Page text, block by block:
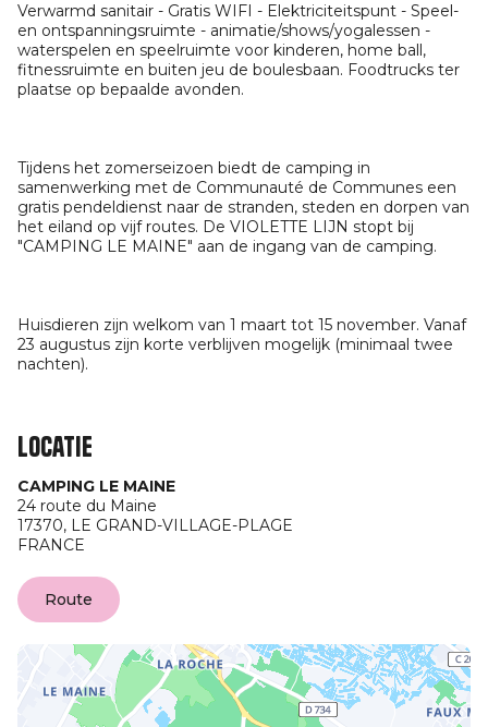
Verwarmd sanitair - Gratis WIFI - Elektriciteitspunt - Speel-
en ontspanningsruimte - animatie/shows/yogalessen -
waterspelen en speelruimte voor kinderen, home ball,
fitnessruimte en buiten jeu de boulesbaan. Foodtrucks ter
plaatse op bepaalde avonden.
Tijdens het zomerseizoen biedt de camping in
samenwerking met de Communauté de Communes een
gratis pendeldienst naar de stranden, steden en dorpen van
het eiland op vijf routes. De VIOLETTE LIJN stopt bij
"CAMPING LE MAINE" aan de ingang van de camping.
Huisdieren zijn welkom van 1 maart tot 15 november. Vanaf
23 augustus zijn korte verblijven mogelijk (minimaal twee
nachten).
Locatie
CAMPING LE MAINE
24 route du Maine
17370, LE GRAND-VILLAGE-PLAGE
FRANCE
Route